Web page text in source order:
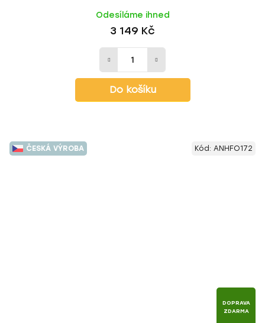
Odesíláme ihned
3 149 Kč
Do košíku
ČESKÁ VÝROBA
DOPRAVA
ZDARMA
Kód: ANHFO172